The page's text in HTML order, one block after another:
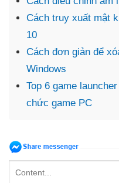
Cách truy xuất mật
10
Cách đơn giản để
Windows
Top 6 game
chức game PC